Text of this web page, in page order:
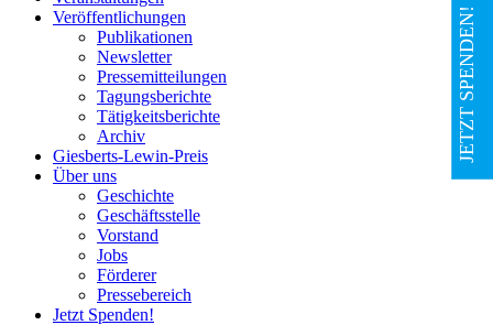
Veröffentlichungen
Publikationen
Newsletter
Pressemitteilungen
Tagungsberichte
Tätigkeitsberichte
Archiv
Giesberts-Lewin-Preis
Über uns
Geschichte
Geschäftsstelle
Vorstand
Jobs
Förderer
Pressebereich
Jetzt Spenden!
JETZT SPENDEN!